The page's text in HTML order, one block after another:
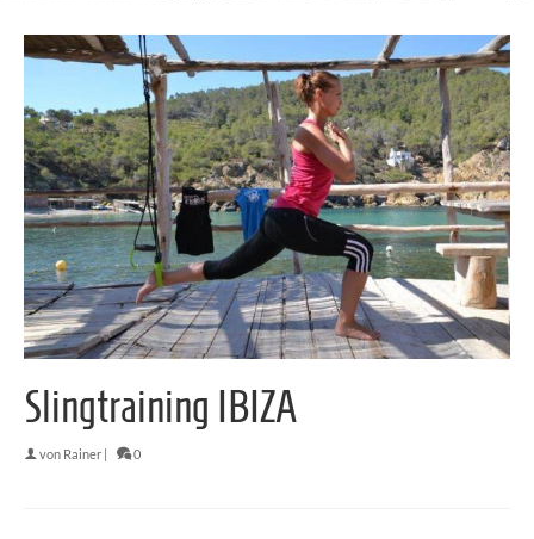
Slingtraining IBIZA
von Rainer | 0